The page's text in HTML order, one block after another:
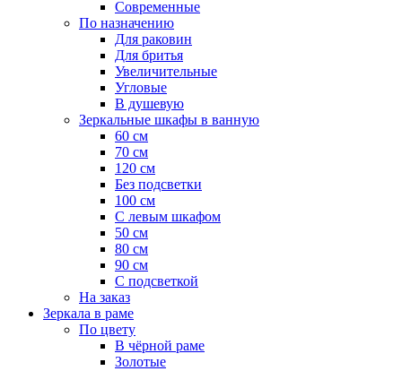
Современные
По назначению
Для раковин
Для бритья
Увеличительные
Угловые
В душевую
Зеркальные шкафы в ванную
60 см
70 см
120 см
Без подсветки
100 см
С левым шкафом
50 см
80 см
90 см
С подсветкой
На заказ
Зеркала в раме
По цвету
В чёрной раме
Золотые